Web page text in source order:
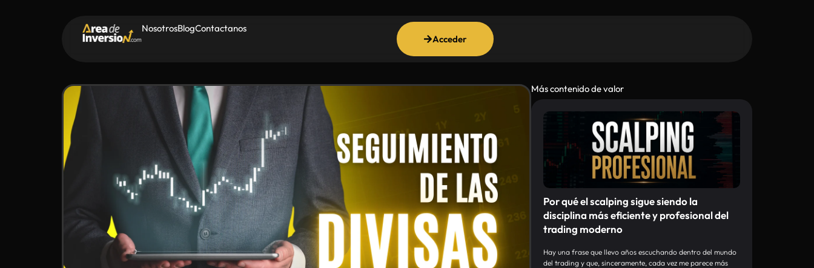
NosotrosBlogContactanos
Acceder
Más contenido de valor
Por qué el scalping sigue siendo la
disciplina más eficiente y profesional del
trading moderno
Hay una frase que llevo años escuchando dentro del mundo
del trading y que, sinceramente, cada vez me parece más